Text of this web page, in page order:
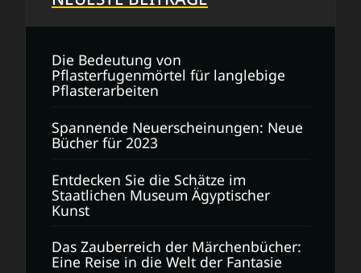
Die Bedeutung von
Pflasterfugenmörtel für langlebige
Pflasterarbeiten
Spannende Neuerscheinungen: Neue
Bücher für 2023
Entdecken Sie die Schätze im
Staatlichen Museum Ägyptischer
Kunst
Das Zauberreich der Märchenbücher:
Eine Reise in die Welt der Fantasie